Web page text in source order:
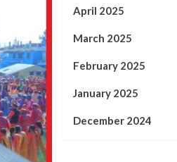
April 2025
March 2025
February 2025
January 2025
December 2024